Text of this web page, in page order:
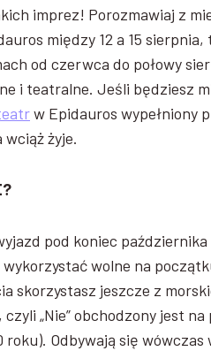
imprez! Porozmawiaj z
między 12 a 15
od czerwca do połowy
i teatralne. Jeśli będziesz
w Epidauros wypełniony
żyje.
pod koniec
wykorzystać wolne na
skorzystasz jeszcze z
czyli „Nie” obchodzony jest
roku). Odbywają się